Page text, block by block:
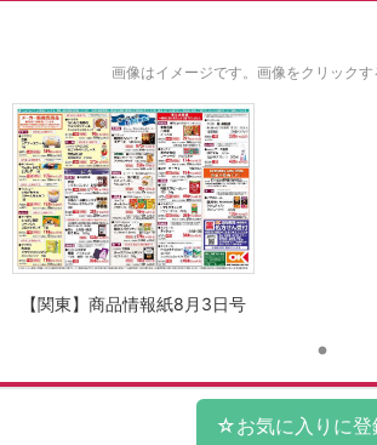
画像はイメージです。 画像をクリックす
【関東】商品情報紙8月3日号